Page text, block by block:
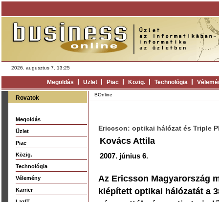
2026. augusztus 7. 13:25
Megoldás Üzlet Piac Közig. Technológia
Rovatok
Megoldás
Üzlet
Piac
Közig.
Technológia
Vélemény
Karrier
BOnline
Ericcson: optikai hálózat és Triple
Kovács Attila
2007. június 6.
Az Ericsson Magyarország
kiépített optikai hálózatát a